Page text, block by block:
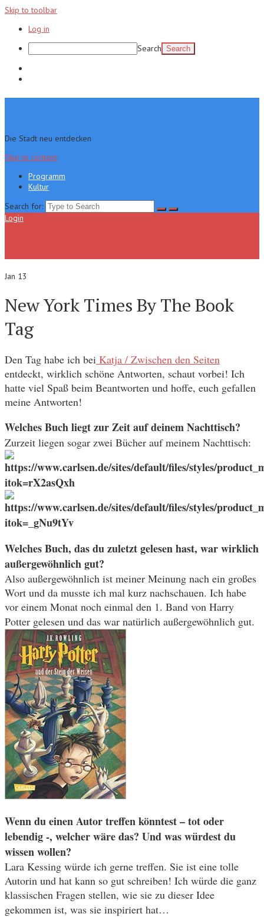
Skip to toolbar
Log in
Search
Die Stadt neu entdecken
Skip to content
Programm
Kultur
Search for:
Login
Jan 13
New York Times By The Book
Tag
Den Tag habe ich bei Katja / Zwischen den Seiten
entdeckt, wirklich schöne Antworten, schaut vorbei! Ich
hatte viel Spaß beim Beantworten und hoffe, euch gefallen
meine Antworten!
Welches Buch liegt zur Zeit auf deinem Nachttisch?
Zurzeit liegen sogar zwei Bücher auf meinem Nachttisch:
Welches Buch, das du zuletzt gelesen hast, war wirklich
außergewöhnlich gut?
Also außergewöhnlich ist meiner Meinung nach ein großes
Wort und da musste ich mal kurz nachschauen. Ich habe
vor einem Monat noch einmal den 1. Band von Harry
Potter gelesen und das war natürlich außergewöhnlich gut.
Wenn du einen Autor treffen könntest – tot oder
lebendig -, welcher wäre das? Und was würdest du
wissen wollen?
Lara Kessing würde ich gerne treffen. Sie ist eine tolle
Autorin und hat kann so gut schreiben! Ich würde die ganz
klassischen Fragen stellen, wie sie zu dieser Idee
gekommen ist, was sie inspiriert hat…